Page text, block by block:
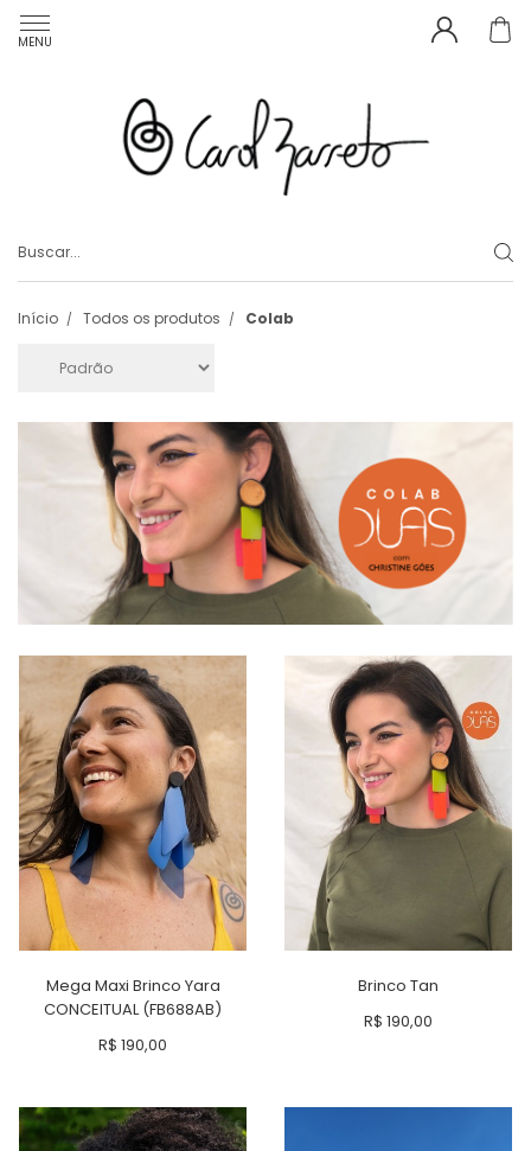
MENU
Início Todos os produtos Colab
Mega Maxi Brinco Yara
CONCEITUAL (FB688AB)
R$ 190,00
Brinco Tan
R$ 190,00